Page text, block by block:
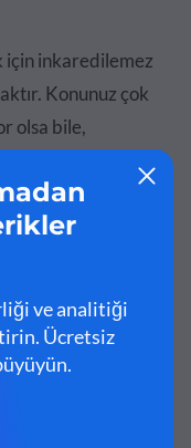
için inkaredilemez
Konunuz çok
olsa bile,
dahil etmenin
yardımcı
bir parçası
dokunur,